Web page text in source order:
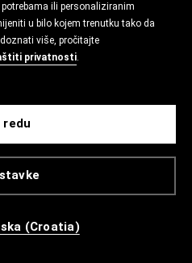
ili personaliziranim
u bilo kojem trenutku tako da
doznati više, pročitajte
privatnosti.
redu
(Croatia)